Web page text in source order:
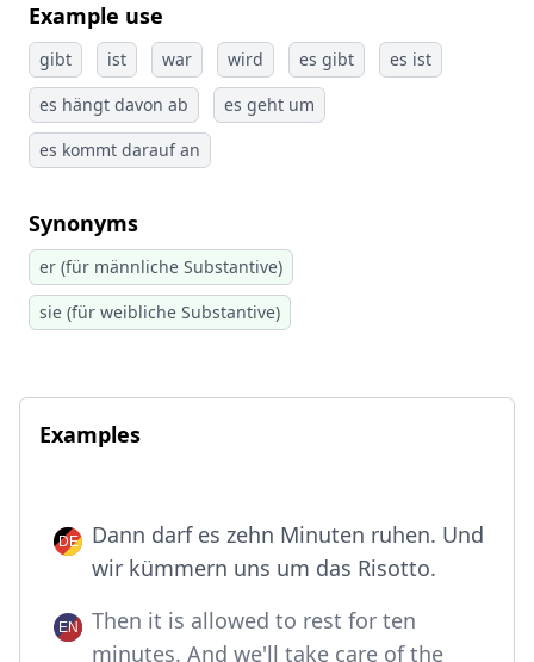
Example use
gibt ist war wird es gibt
es ist
es hängt davon ab
es geht um
es kommt darauf an
Synonyms
er (für männliche Substantive)
sie (für weibliche Substantive)
Examples
Dann darf es zehn Minuten ruhen. Und
wir kümmern uns um das Risotto.
Then it is allowed to rest for ten
minutes. And we'll take care of the